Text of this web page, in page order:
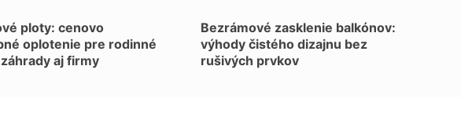
ploty: cenovo
oplotenie pre rodinné
aj firmy
Bezrámové zasklenie balkónov:
výhody čistého dizajnu bez
rušivých prvkov